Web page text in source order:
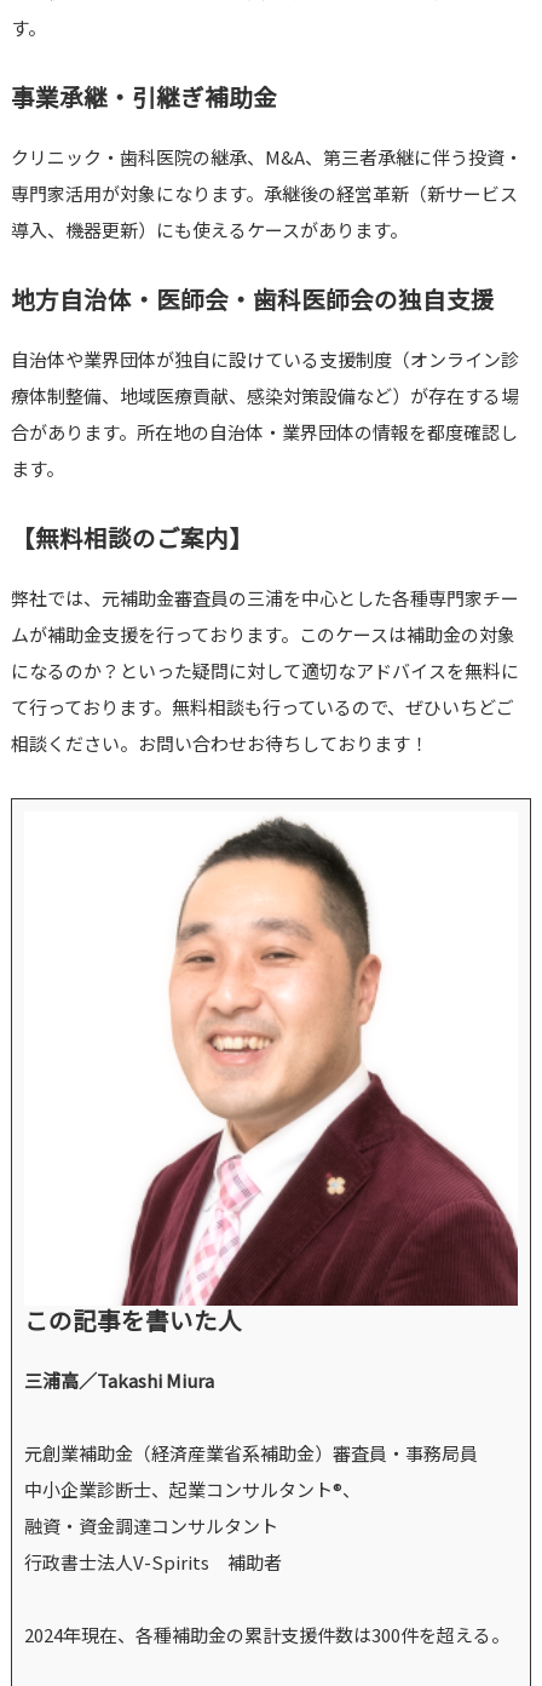
す。
事業承継・引継ぎ補助金
クリニック・歯科医院の継承、M&A、第三者承継に伴う投資・
専門家活用が対象になります。承継後の経営革新（新サービス
導入、機器更新）にも使えるケースがあります。
地方自治体・医師会・歯科医師会の独自支援
自治体や業界団体が独自に設けている支援制度（オンライン診
療体制整備、地域医療貢献、感染対策設備など）が存在する場
合があります。所在地の自治体・業界団体の情報を都度確認し
ます。
【無料相談のご案内】
弊社では、元補助金審査員の三浦を中心とした各種専門家チー
ムが補助金支援を行っております。このケースは補助金の対象
になるのか？といった疑問に対して適切なアドバイスを無料に
て行っております。無料相談も行っているので、ぜひいちどご
相談ください。お問い合わせお待ちしております！
この記事を書いた人
三浦高／Takashi Miura
元創業補助金（経済産業省系補助金）審査員・事務局員
中小企業診断士、起業コンサルタント®、
融資・資金調達コンサルタント
行政書士法人V-Spirits 補助者
2024年現在、各種補助金の累計支援件数は300件を超える。